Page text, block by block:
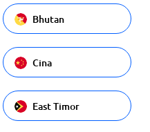
Bhutan
Cina
East Timor